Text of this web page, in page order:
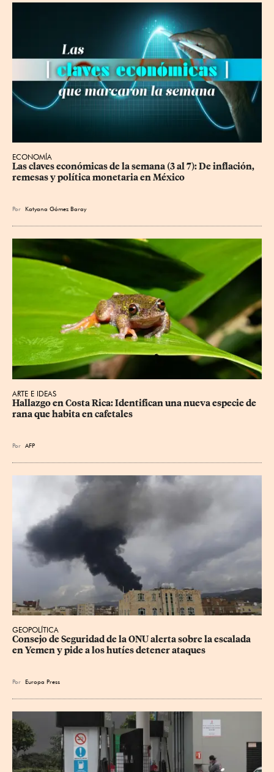
ECONOMÍA
Las claves económicas de la semana (3 al 7): De inflación,
remesas y política monetaria en México
Por Katyana Gómez Baray
ARTE E IDEAS
Hallazgo en Costa Rica: Identifican una nueva especie de
rana que habita en cafetales
Por AFP
GEOPOLÍTICA
Consejo de Seguridad de la ONU alerta sobre la escalada
en Yemen y pide a los hutíes detener ataques
Por Europa Press